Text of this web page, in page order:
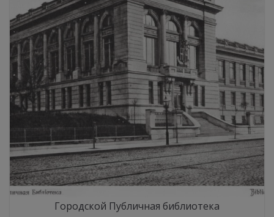
Городской Публичная библиотека